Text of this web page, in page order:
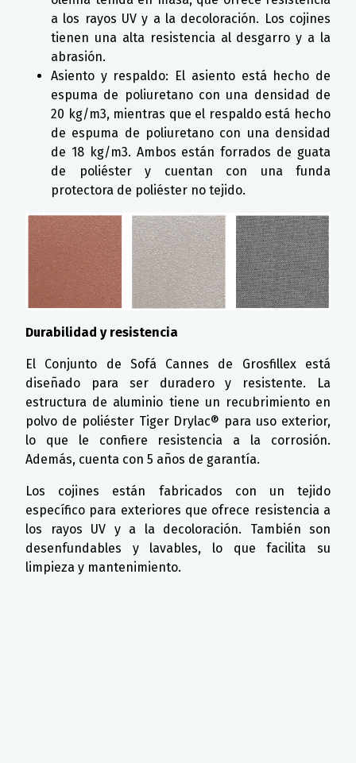
a los rayos UV y a la decoloración. Los cojines
tienen una alta resistencia al desgarro y a la
abrasión.
Asiento y respaldo: El asiento está hecho de
espuma de poliuretano con una densidad de
20 kg/m3, mientras que el respaldo está hecho
de espuma de poliuretano con una densidad
de 18 kg/m3. Ambos están forrados de guata
de poliéster y cuentan con una funda
protectora de poliéster no tejido.
Durabilidad y resistencia
El Conjunto de Sofá Cannes de Grosfillex está
diseñado para ser duradero y resistente. La
estructura de aluminio tiene un recubrimiento en
polvo de poliéster Tiger Drylac® para uso exterior,
lo que le confiere resistencia a la corrosión.
Además, cuenta con 5 años de garantía.
Los cojines están fabricados con un tejido
específico para exteriores que ofrece resistencia a
los rayos UV y a la decoloración. También son
desenfundables y lavables, lo que facilita su
limpieza y mantenimiento.